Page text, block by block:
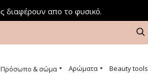
διαφέρουν απο το φυσικό.
Πρόσωπο & σώμα Αρώματα Beauty tools